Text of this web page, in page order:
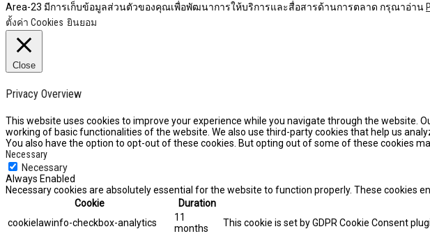
Area-23 มีการเก็บข้อมูลส่วนตัวของคุณเพื่อพัฒนาการให้บริการและสื่อสารด้านการตลาด กรุณาอ่าน
ตั้งค่า Cookies ยินยอม
Close
Privacy Overview
This website uses cookies to improve your experience while you navigate through the
working of basic functionalities of the website. We also use third-party cookies that help us
You also have the option to opt-out of these cookies. But opting out of some of these cookies
Necessary
Necessary
Always Enabled
Necessary cookies are absolutely essential for the website to function properly. These
Cookie
Duration
cookielawinfo-checkbox-analytics
11
months
This cookie is set by GDPR Cookie Consent